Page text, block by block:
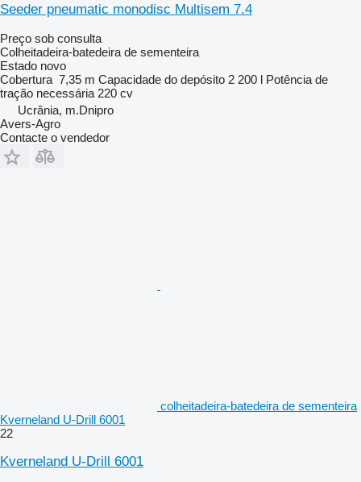
Seeder pneumatic monodisc Multisem 7.4
Preço sob consulta
Colheitadeira-batedeira de sementeira
Estado novo
Cobertura 7,35 m Capacidade do depósito 2 200 l Potência de
tração necessária 220 cv
Ucrânia, m.Dnipro
Avers-Agro
Contacte o vendedor
colheitadeira-batedeira de sementeira
Kverneland U-Drill 6001
22
Kverneland U-Drill 6001